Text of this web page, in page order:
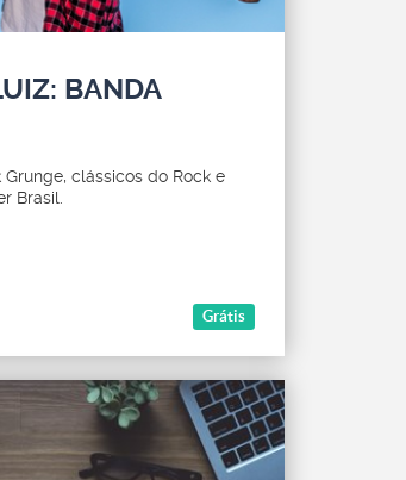
BANDA
Grunge, clássicos do Rock e
Brasil.
Grátis